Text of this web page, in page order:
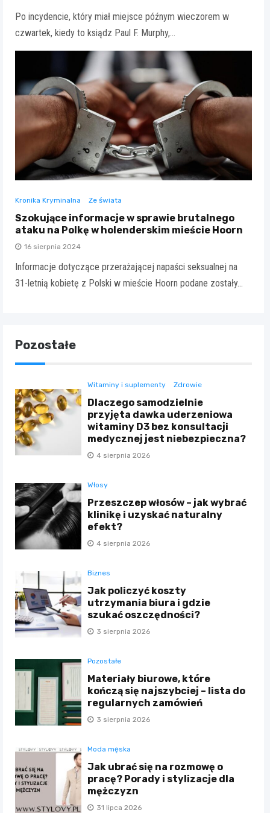
Po incydencie, który miał miejsce późnym wieczorem w
czwartek, kiedy to ksiądz Paul F. Murphy,…
Kronika Kryminalna Ze świata
Szokujące informacje w sprawie brutalnego
ataku na Polkę w holenderskim mieście Hoorn
16 sierpnia 2024
Informacje dotyczące przerażającej napaści seksualnej na
31-letnią kobietę z Polski w mieście Hoorn podane zostały…
Pozostałe
Witaminy i suplementy Zdrowie
Dlaczego samodzielnie
przyjęta dawka uderzeniowa
witaminy D3 bez konsultacji
medycznej jest niebezpieczna?
4 sierpnia 2026
Włosy
Przeszczep włosów – jak wybrać
klinikę i uzyskać naturalny
efekt?
4 sierpnia 2026
Biznes
Jak policzyć koszty
utrzymania biura i gdzie
szukać oszczędności?
3 sierpnia 2026
Pozostałe
Materiały biurowe, które
kończą się najszybciej – lista do
regularnych zamówień
3 sierpnia 2026
Moda męska
Jak ubrać się na rozmowę o
pracę? Porady i stylizacje dla
mężczyzn
31 lipca 2026